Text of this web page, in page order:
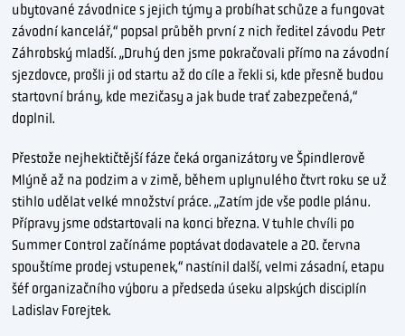
ubytované závodnice s jejich týmy a probíhat schůze a fungovat
závodní kancelář,“ popsal průběh první z nich ředitel závodu Petr
Záhrobský mladší. „Druhý den jsme pokračovali přímo na závodní
sjezdovce, prošli ji od startu až do cíle a řekli si, kde přesně budou
startovní brány, kde mezičasy a jak bude trať zabezpečená,“
doplnil.
Přestože nejhektičtější fáze čeká organizátory ve Špindlerově
Mlýně až na podzim a v zimě, během uplynulého čtvrt roku se už
stihlo udělat velké množství práce. „Zatím jde vše podle plánu.
Přípravy jsme odstartovali na konci března. V tuhle chvíli po
Summer Control začínáme poptávat dodavatele a 20. června
spouštíme prodej vstupenek,“ nastínil další, velmi zásadní, etapu
šéf organizačního výboru a předseda úseku alpských disciplín
Ladislav Forejtek.